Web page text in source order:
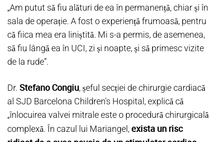
„Am putut să fiu alături de ea în permanență, chiar și în
sala de operație. A fost o experiență frumoasă, pentru
că fiica mea era liniștită. Mi s-a permis, de asemenea,
să fiu lângă ea în UCI, zi și noapte, și să primesc vizite
de la rude”.
Dr. Stefano Congiu, șeful secției de chirurgie cardiacă
al SJD Barcelona Children's Hospital, explică că
„înlocuirea valvei mitrale este o procedură chirurgicală
complexă. În cazul lui Mariangel,exista un risc